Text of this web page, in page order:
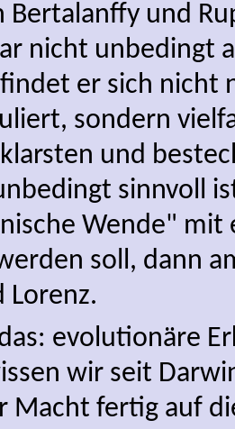
Bertalanffy und
nicht unbedingt
er sich nicht
sondern
und
sinnvoll
Wende" mit
soll, dann
Lorenz.
evolutionäre
wir seit
Macht fertig auf